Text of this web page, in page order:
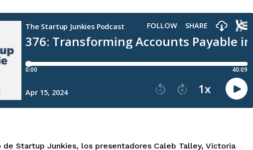
de Startup Junkies, los presentadores Caleb Talley, Victoria